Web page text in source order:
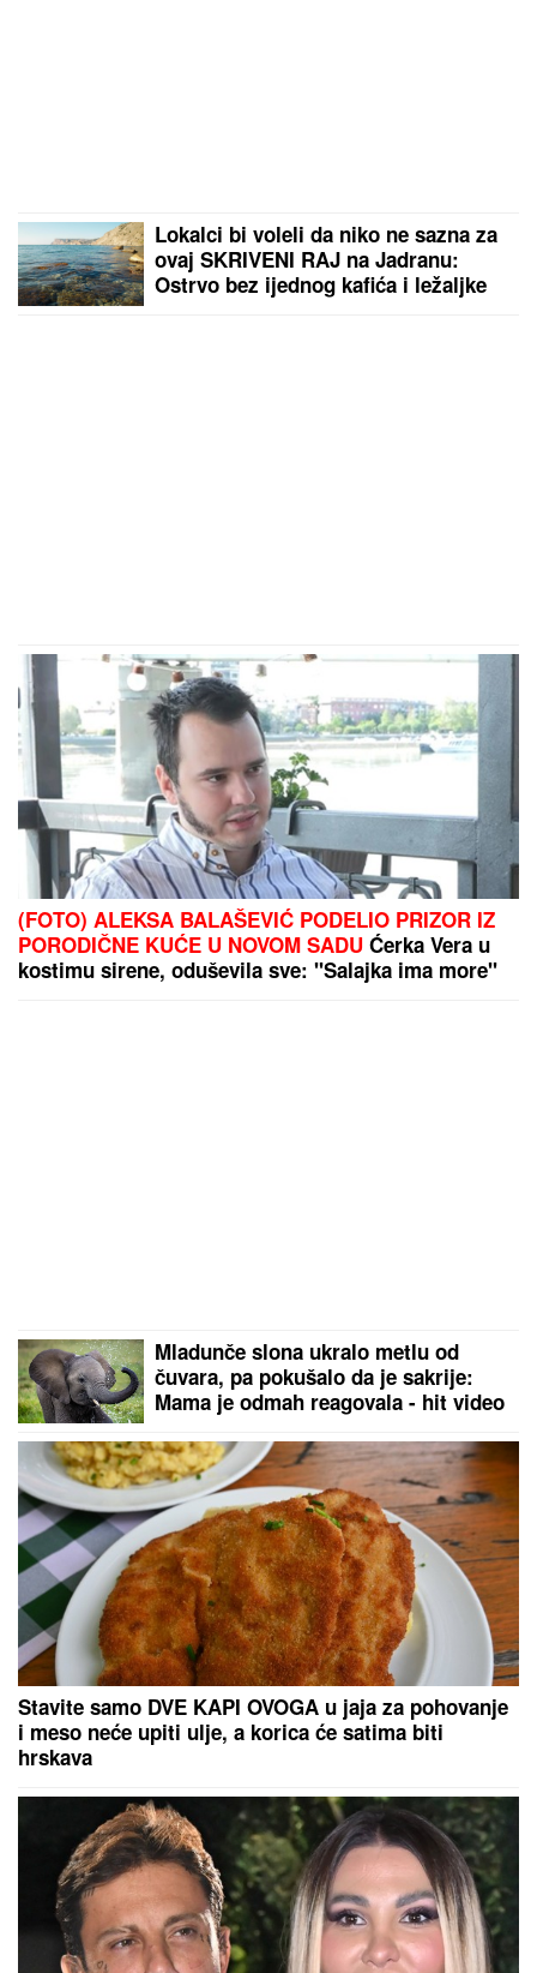
Lokalci bi voleli da niko ne sazna za
ovaj SKRIVENI RAJ na Jadranu:
Ostrvo bez ijednog kafića i ležaljke
(FOTO) ALEKSA BALAŠEVIĆ PODELIO PRIZOR IZ
PORODIČNE KUĆE U NOVOM SADU Ćerka Vera u
kostimu sirene, oduševila sve: "Salajka ima more"
Mladunče slona ukralo metlu od
čuvara, pa pokušalo da je sakrije:
Mama je odmah reagovala - hit video
Stavite samo DVE KAPI OVOGA u jaja za pohovanje
i meso neće upiti ulje, a korica će satima biti
hrskava